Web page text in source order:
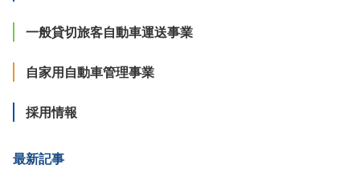
一般貸切旅客自動車運送事業
自家用自動車管理事業
採用情報
最新記事